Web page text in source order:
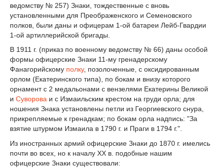
ведомству № 257) Знаки, тождественные с вновь
установленными для Преображенского и Семеновского
полков, были даны и офицерам 1-ой батареи Лейб-Гвардии
1-ой артиллерийской бригады.
В 1911 г. (приказ по военному ведомству № 66) даны особой
формы офицерские Знаки 11-му гренадерскому
Фанагорийскому полку, позолоченные, с оксидированным
орлом (Екатеринского типа), по бокам и внизу которого
орнамент с 2 медальонами с вензелями Екатерины Великой
и Суворова и с Измаильским крестом на груди орла; для
ношения Знака установлены петли из Георгиевского снура,
прикрепляемые к гренадкам; по бокам орла надпись: "За
взятие штурмом Измаила в 1790 г. и Праги в 1794 г.".
Из иностранных армий офицерские Знаки до 1870 г. имелись
почти во всех, но к началу XX в. подобные нашим
офицерские Знаки существовали: